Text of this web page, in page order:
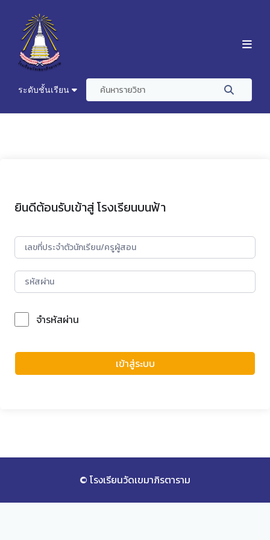
ระดับชั้นเรียน
ยินดีต้อนรับเข้าสู่ โรงเรียนบนฟ้า
จำรหัสผ่าน
เข้าสู่ระบบ
© โรงเรียนวัดเขมาภิรตาราม